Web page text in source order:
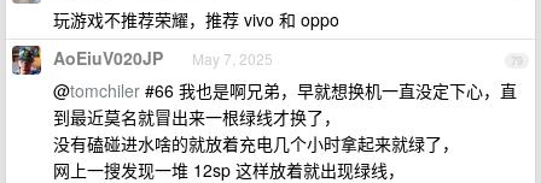
玩游戏不推荐荣耀，推荐 vivo 和 oppo
79
AoEiuV020JP May 7, 2025
@tomchiler #66 我也是啊兄弟，早就想换机一直没定下心，直
到最近莫名就冒出来一根绿线才换了，
没有磕碰进水啥的就放着充电几个小时拿起来就绿了，
网上一搜发现一堆 12sp 这样放着就出现绿线，